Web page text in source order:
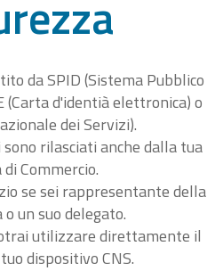
da SPID (Sistema Pubblico
(Carta d'identià elettronica) o
dei Servizi).
rilasciati anche dalla tua
Commercio.
se sei rappresentante della
un suo delegato.
utilizzare direttamente il
dispositivo CNS.